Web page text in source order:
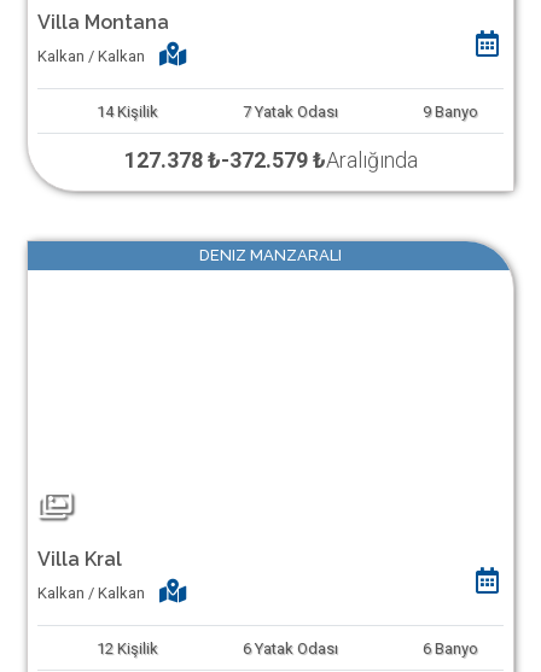
Villa Montana
Kalkan / Kalkan
14 Kişilik 7 Yatak Odası 9 Banyo
127.378 ₺-372.579 ₺Aralığında
DENIZ MANZARALI
Villa Kral
Kalkan / Kalkan
12 Kişilik 6 Yatak Odası 6 Banyo